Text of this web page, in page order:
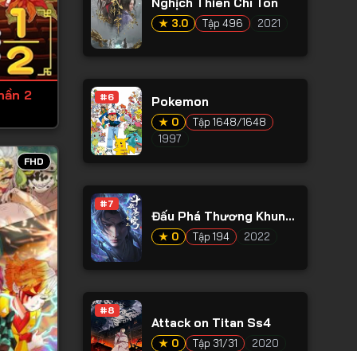
2
FHD
★ 3.0 Tập 496 2021
#6 Pokemon
★ 0
Tập 1648/1648
1997
#7
Đấu Phá Thương Khung
Phần 5
★ 0 Tập 194 2022
#8
Attack on Titan Ss4
★ 0 Tập 31/31 2020